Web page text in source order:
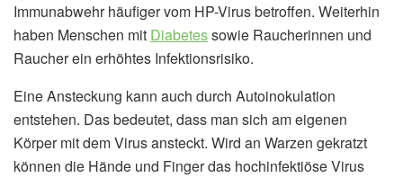
Immunabwehr häufiger vom HP-Virus betroffen. Weiterhin
haben Menschen mit Diabetessowie Raucherinnen und
Raucher ein erhöhtes Infektionsrisiko.
Eine Ansteckung kann auch durch Autoinokulation
entstehen. Das bedeutet, dass man sich am eigenen
Körper mit dem Virus ansteckt. Wird an Warzen gekratzt
können die Hände und Finger das hochinfektiöse Virus